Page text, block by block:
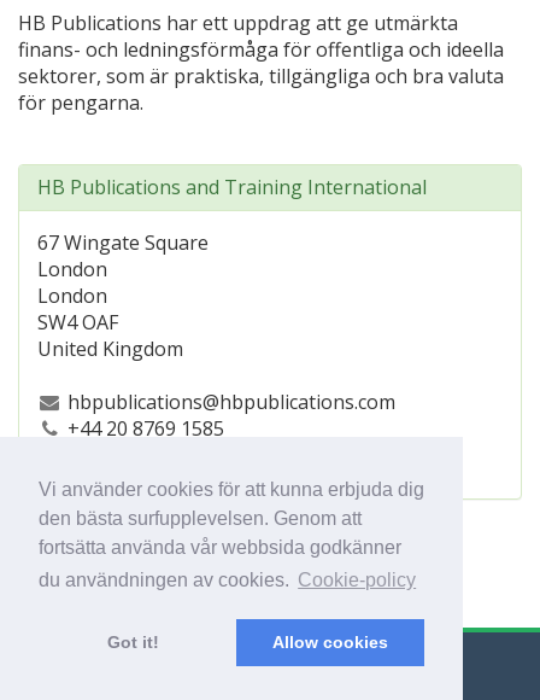
Vi använder cookies för att kunna erbjuda dig
den bästa surfupplevelsen. Genom att
fortsätta använda vår webbsida godkänner
du användningen av cookies. Cookie-policy
Got it! Allow cookies
HB Publications har ett uppdrag att ge utmärkta
finans- och ledningsförmåga för offentliga och ideella
sektorer, som är praktiska, tillgängliga och bra valuta
för pengarna.
HB Publications and Training International
67 Wingate Square
London
London
SW4 OAF
United Kingdom
hbpublications@hbpublications.com
+44 20 8769 1585
© Export Worldwide 2026